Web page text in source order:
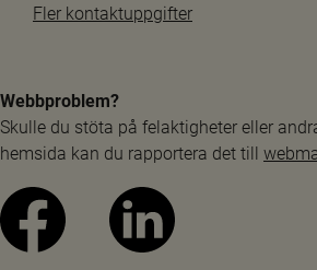
Fler kontaktuppgifter
Webbproblem?
Skulle du stöta på felaktigheter eller
hemsida kan du rapportera det till